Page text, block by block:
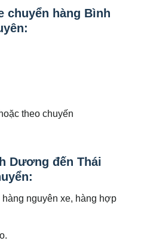
chuyển hàng Bình
theo chuyến
Dương đến Thái
nguyên xe, hàng hợp